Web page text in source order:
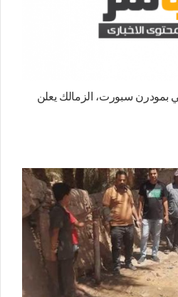
بمودرن سبورت، الزمالك يعلن